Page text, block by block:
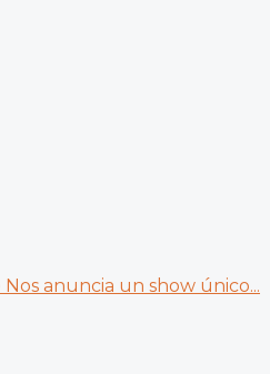
anuncia un show único...